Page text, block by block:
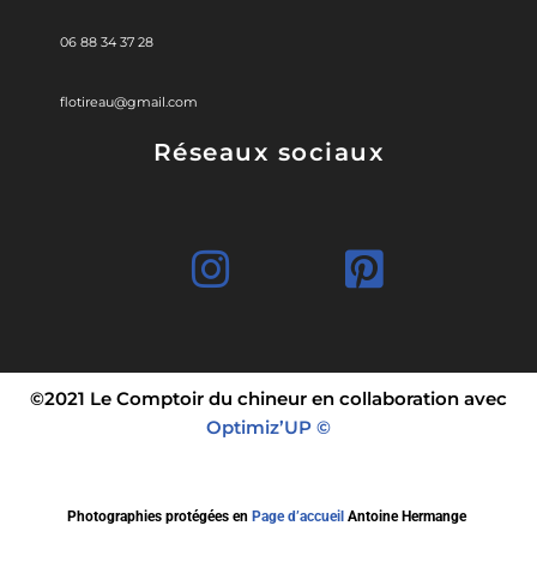
06 88 34 37 28
flotireau@gmail.com
Réseaux sociaux
©2021 Le Comptoir du chineur en collaboration avec
Optimiz’UP ©
Photographies protégées en Page d’accueil Antoine Hermange